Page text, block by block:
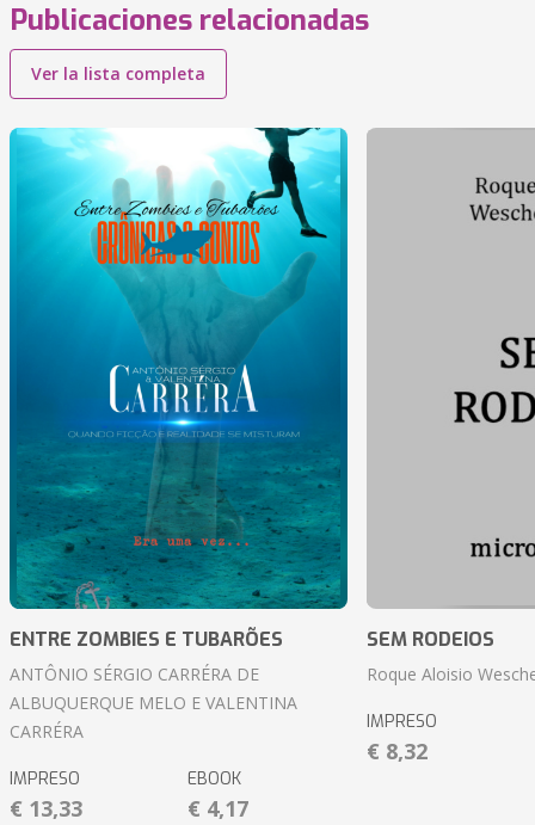
Publicaciones relacionadas
Ver la lista completa
ENTRE ZOMBIES E TUBARÕES
ANTÔNIO SÉRGIO CARRÉRA DE
ALBUQUERQUE MELO E VALENTINA
CARRÉRA
IMPRESO
€ 13,33
EBOOK
€ 4,17
SEM RODEIOS
Roque Aloisio
IMPRESO
€ 8,32